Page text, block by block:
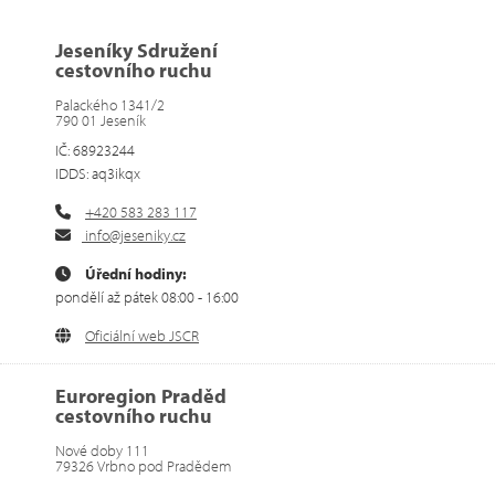
Jeseníky Sdružení
cestovního ruchu
Palackého 1341/2
790 01 Jeseník
IČ: 68923244
IDDS: aq3ikqx
+420 583 283 117
info@jeseniky.cz
Úřední hodiny:
pondělí až pátek 08:00 - 16:00
Oficiální web JSCR
Euroregion Praděd
cestovního ruchu
Nové doby 111
79326 Vrbno pod Pradědem